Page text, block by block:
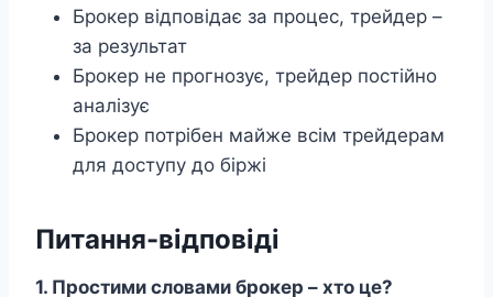
Брокер відповідає за процес, трейдер –
за результат
Брокер не прогнозує, трейдер постійно
аналізує
Брокер потрібен майже всім трейдерам
для доступу до біржі
Питання-відповіді
1. Простими словами брокер – хто це?